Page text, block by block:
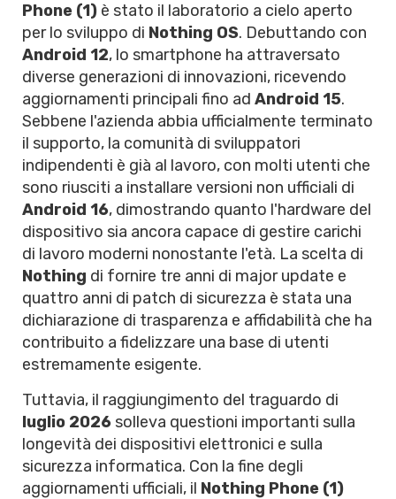
Phone (1) è stato il laboratorio a cielo aperto
per lo sviluppo di Nothing OS. Debuttando con
Android 12, lo smartphone ha attraversato
diverse generazioni di innovazioni, ricevendo
aggiornamenti principali fino ad Android 15.
Sebbene l'azienda abbia ufficialmente terminato
il supporto, la comunità di sviluppatori
indipendenti è già al lavoro, con molti utenti che
sono riusciti a installare versioni non ufficiali di
Android 16, dimostrando quanto l'hardware del
dispositivo sia ancora capace di gestire carichi
di lavoro moderni nonostante l'età. La scelta di
Nothing di fornire tre anni di major update e
quattro anni di patch di sicurezza è stata una
dichiarazione di trasparenza e affidabilità che ha
contribuito a fidelizzare una base di utenti
estremamente esigente.
Tuttavia, il raggiungimento del traguardo di
luglio 2026 solleva questioni importanti sulla
longevità dei dispositivi elettronici e sulla
sicurezza informatica. Con la fine degli
aggiornamenti ufficiali, il Nothing Phone (1)